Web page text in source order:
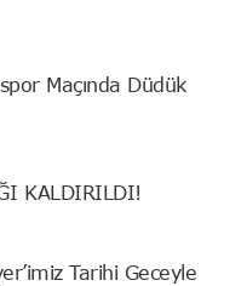
Maçında Düdük
KALDIRILDI!
Tarihi Geceyle